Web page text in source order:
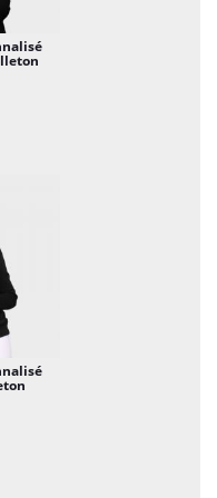
en forme.
à diverses
pour des
facilement à
offre une
un niveau
choix idéal pour
les soirées